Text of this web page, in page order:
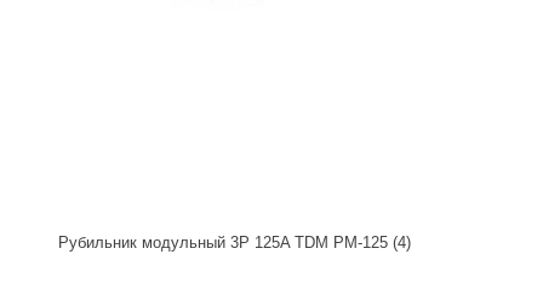
Рубильник модульный 3P 125A TDM РМ-125 (4)